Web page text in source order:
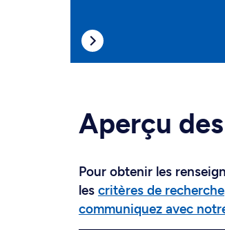
Aperçu
Pour obtenir les
les critères de recherche
communiquez avec